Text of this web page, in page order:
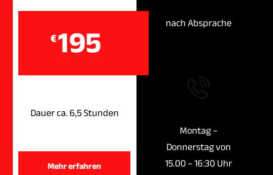
€195
Dauer ca. 6,5 Stunden
Mehr erfahren
nach Absprache
Montag –
Donnerstag von
15.00 – 16:30 Uhr